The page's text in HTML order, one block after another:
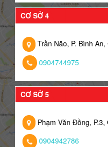
CƠ SỞ 4
Trần Não, P. Bình
0904744975
CƠ SỞ 5
Phạm Văn Đồng, P.3,
0904942786